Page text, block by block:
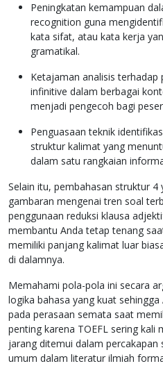
Peningkatan kemampuan
recognition guna
kata sifat, atau kata kerja
gramatikal.
Ketajaman analisis terhadap
infinitive dalam berbagai
menjadi pengecoh bagi
Penguasaan teknik
struktur kalimat yang
dalam satu rangkaian
Selain itu, pembahasan struktur
gambaran mengenai tren soal
penggunaan reduksi klausa
membantu Anda tetap tenang
memiliki panjang kalimat luar
di dalamnya.
Memahami pola-pola ini secara
logika bahasa yang kuat
pada perasaan semata saat
penting karena TOEFL sering kali
jarang ditemui dalam
umum dalam literatur ilmiah